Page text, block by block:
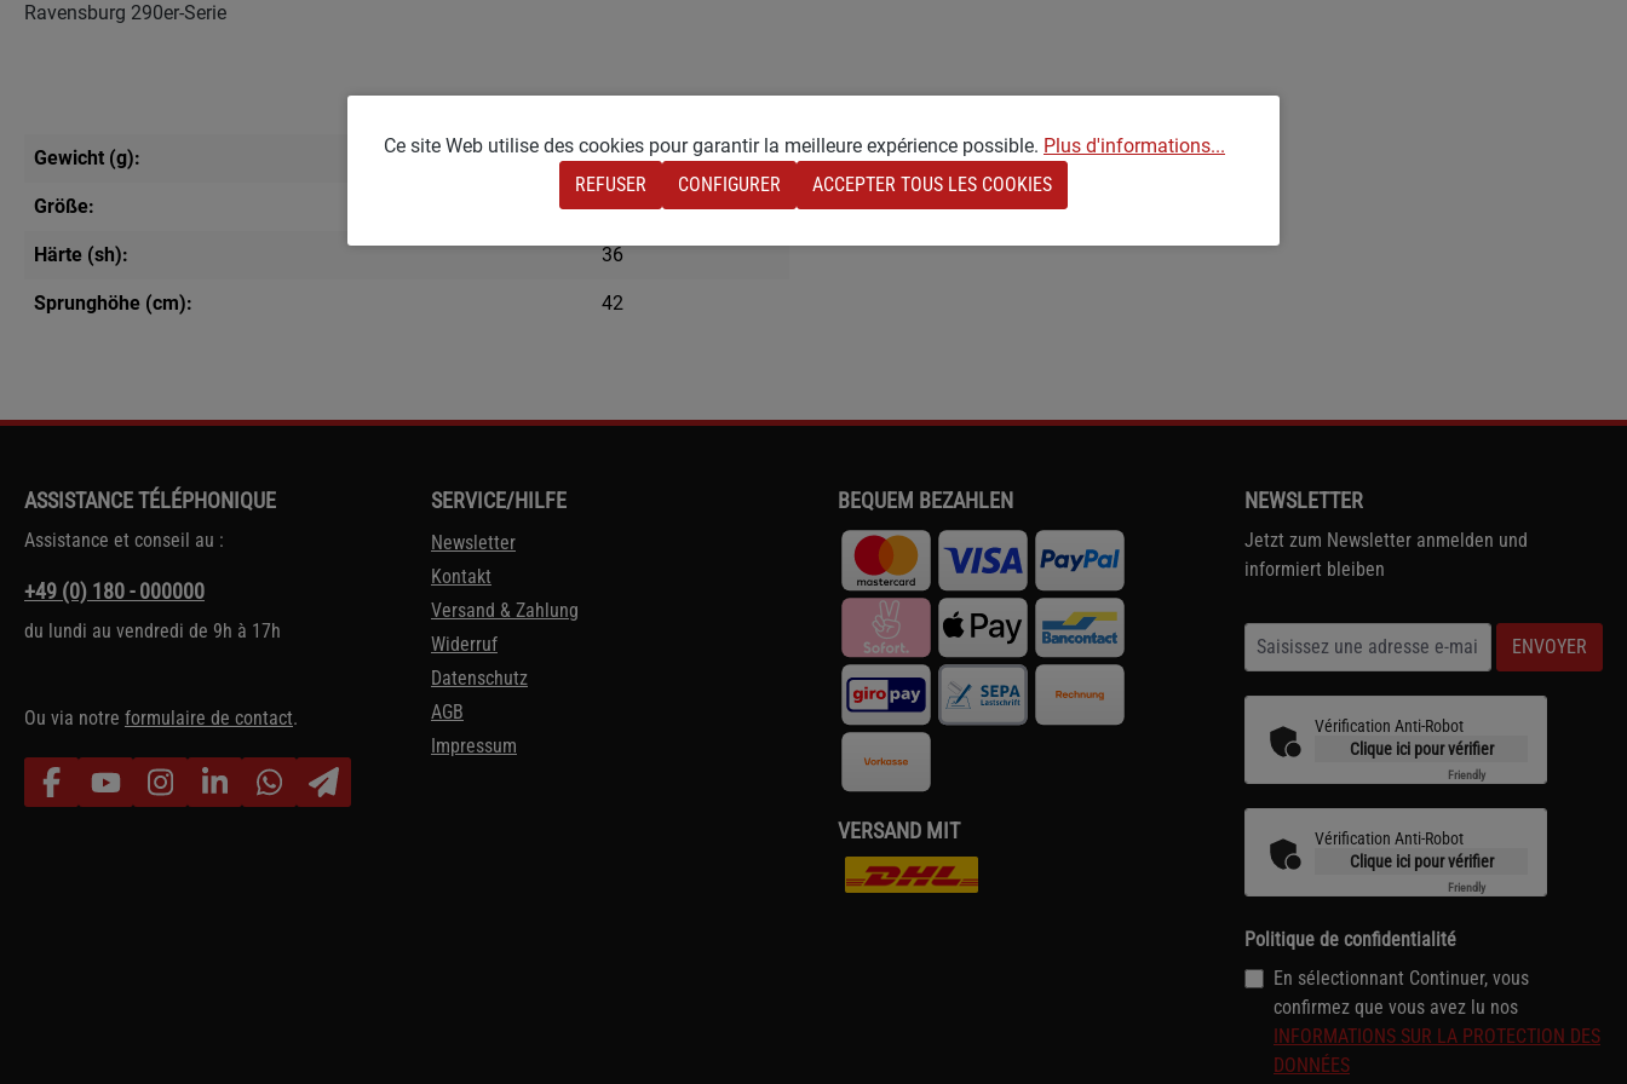
Ravensburg 290er-Serie
Gewicht (g): 75
Größe: Klein
Härte (sh): 36
Sprunghöhe (cm): 42
ASSISTANCE TÉLÉPHONIQUE
Assistance et conseil au :
+49 (0) 180 - 000000
du lundi au vendredi de 9h à 17h
Ou via notre formulaire de contact.
SERVICE/HILFE
Newsletter
Kontakt
Versand & Zahlung
Widerruf
Datenschutz
AGB
Impressum
BEQUEM BEZAHLEN
VERSAND MIT
NEWSLETTER
Jetzt zum Newsletter anmelden und
informiert bleiben
ENVOYER
Vérification Anti-Robot
Clique ici pour vérifier
Friendly
Vérification Anti-Robot
Clique ici pour vérifier
Friendly
Politique de confidentialité
En sélectionnant Continuer, vous
confirmez que vous avez lu nos
INFORMATIONS SUR LA PROTECTION DES
DONNÉES
Ce site Web utilise des cookies pour garantir la meilleure expérience possible. Plus d'informations...
REFUSER
CONFIGURER ACCEPTER TOUS LES COOKIES